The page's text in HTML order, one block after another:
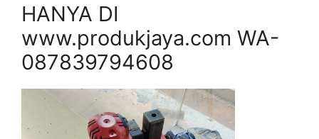
HANYA DI
www.produkjaya.com WA-
087839794608